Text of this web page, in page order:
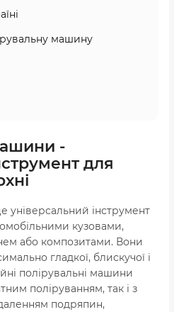
машину
-
для
універсальний інструмент
кузовами,
або композитами. Вони
гладкої, блискучої і
полірувальні машини
поліруванням, так і з
подряпин,